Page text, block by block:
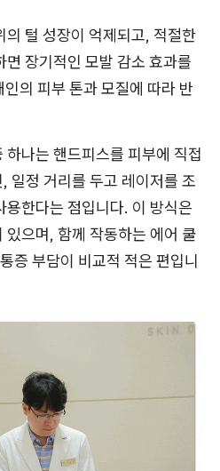
털 성장이 억제되고, 적절한
장기적인 모발 감소 효과를
의 피부 톤과 모질에 따라 반
나는 핸드피스를 피부에 직접
일정 거리를 두고 레이저를 조
용한다는 점입니다. 이 방식은
으며, 함께 작동하는 에어 쿨
증 부담이 비교적 적은 편입니